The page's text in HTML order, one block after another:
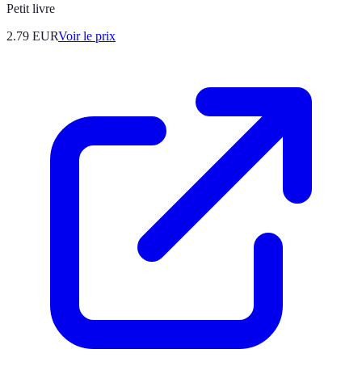
Petit livre
2.79 EURVoir le prix